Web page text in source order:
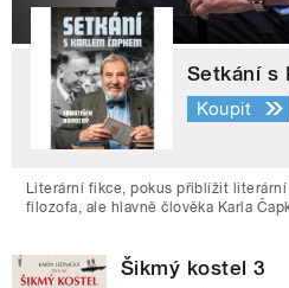
Setkání s
Koupit
Literární fikce, pokus přiblížit
filozofa, ale hlavně člověka Karla
Šikmý kostel 3